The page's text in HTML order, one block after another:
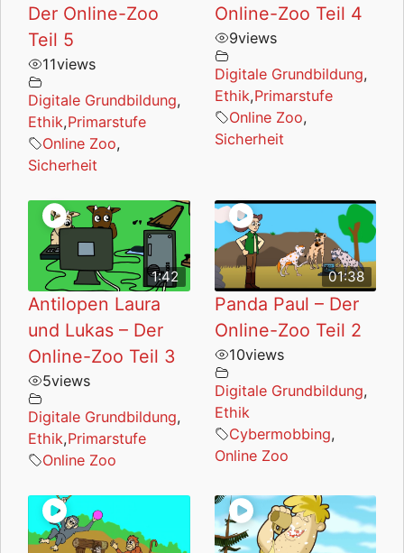
Der Online-Zoo
Teil 5
11views
Digitale Grundbildung,
Ethik,Primarstufe
Online Zoo,
Sicherheit
Online-Zoo Teil 4
9views
Digitale Grundbildung,
Ethik,Primarstufe
Online Zoo,
Sicherheit
1:42
Antilopen Laura
und Lukas – Der
Online-Zoo Teil 3
5views
Digitale Grundbildung,
Ethik,Primarstufe
Online Zoo
01:38
Panda Paul – Der
Online-Zoo Teil 2
10views
Digitale Grundbildung,
Ethik
Cybermobbing,
Online Zoo